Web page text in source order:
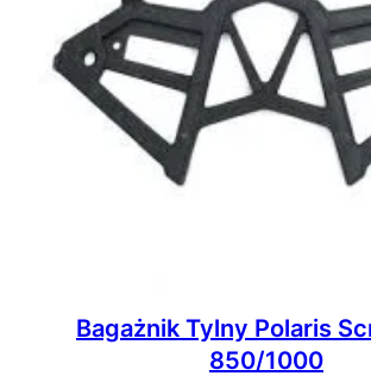
Bagażnik Tylny Polaris
850/1000